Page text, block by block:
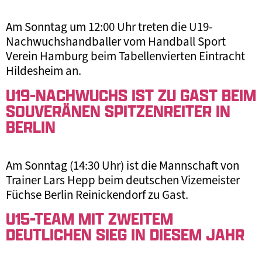
Am Sonntag um 12:00 Uhr treten die U19-
Nachwuchshandballer vom Handball Sport
Verein Hamburg beim Tabellenvierten Eintracht
Hildesheim an.
U19-NACHWUCHS IST ZU GAST BEIM
SOUVERÄNEN SPITZENREITER IN
BERLIN
Am Sonntag (14:30 Uhr) ist die Mannschaft von
Trainer Lars Hepp beim deutschen Vizemeister
Füchse Berlin Reinickendorf zu Gast.
U15-TEAM MIT ZWEITEM
DEUTLICHEN SIEG IN DIESEM JAHR